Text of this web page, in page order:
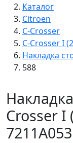
Каталог
Citroen
C-Crosser
C-Crosser I
Накладка
588
Crosser